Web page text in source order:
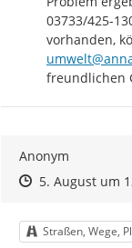
03733/425-
freundlichen
Anonym
Zeitpunkt des
Zeitpunkt des
5. August um
Kategorie
Straßen, Wege,